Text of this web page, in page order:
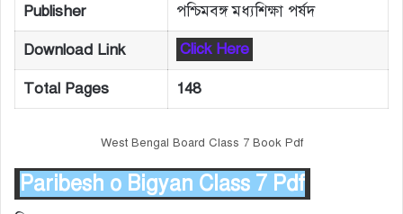
Publisher পশ্চিমবঙ্গ মধ্যশিক্ষা পর্ষদ
Download Link Click Here
Total Pages 148
West Bengal Board Class 7 Book Pdf
Paribesh o Bigyan Class 7 Pdf